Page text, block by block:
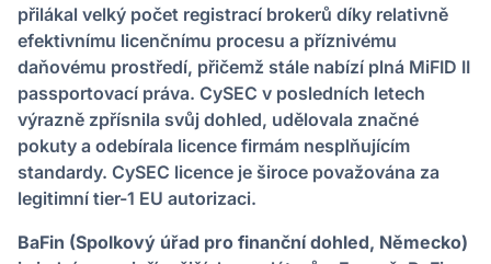
přilákal velký počet registrací brokerů díky relativně
efektivnímu licenčnímu procesu a příznivému
daňovému prostředí, přičemž stále nabízí plná MiFID II
passportovací práva. CySEC v posledních letech
výrazně zpřísnila svůj dohled, udělovala značné
pokuty a odebírala licence firmám nesplňujícím
standardy. CySEC licence je široce považována za
legitimní tier-1 EU autorizaci.
BaFin (Spolkový úřad pro finanční dohled, Německo)